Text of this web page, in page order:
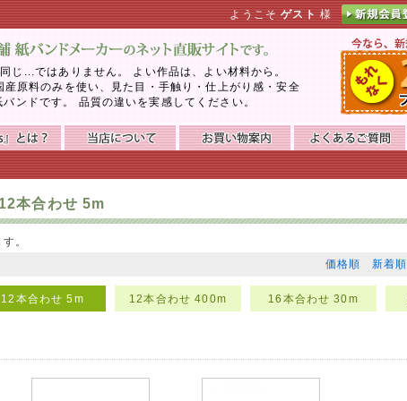
ようこそゲスト様
じ...ではありません。 よい作品は、よい材料から。
産原料のみを使い、見た目・手触り・仕上がり感・安全
ンドです。 品質の違いを実感してください。
本合わせ 5m
。
価格順
新着順
12本合わせ 5m 12本合わせ 400m 16本合わせ 30m